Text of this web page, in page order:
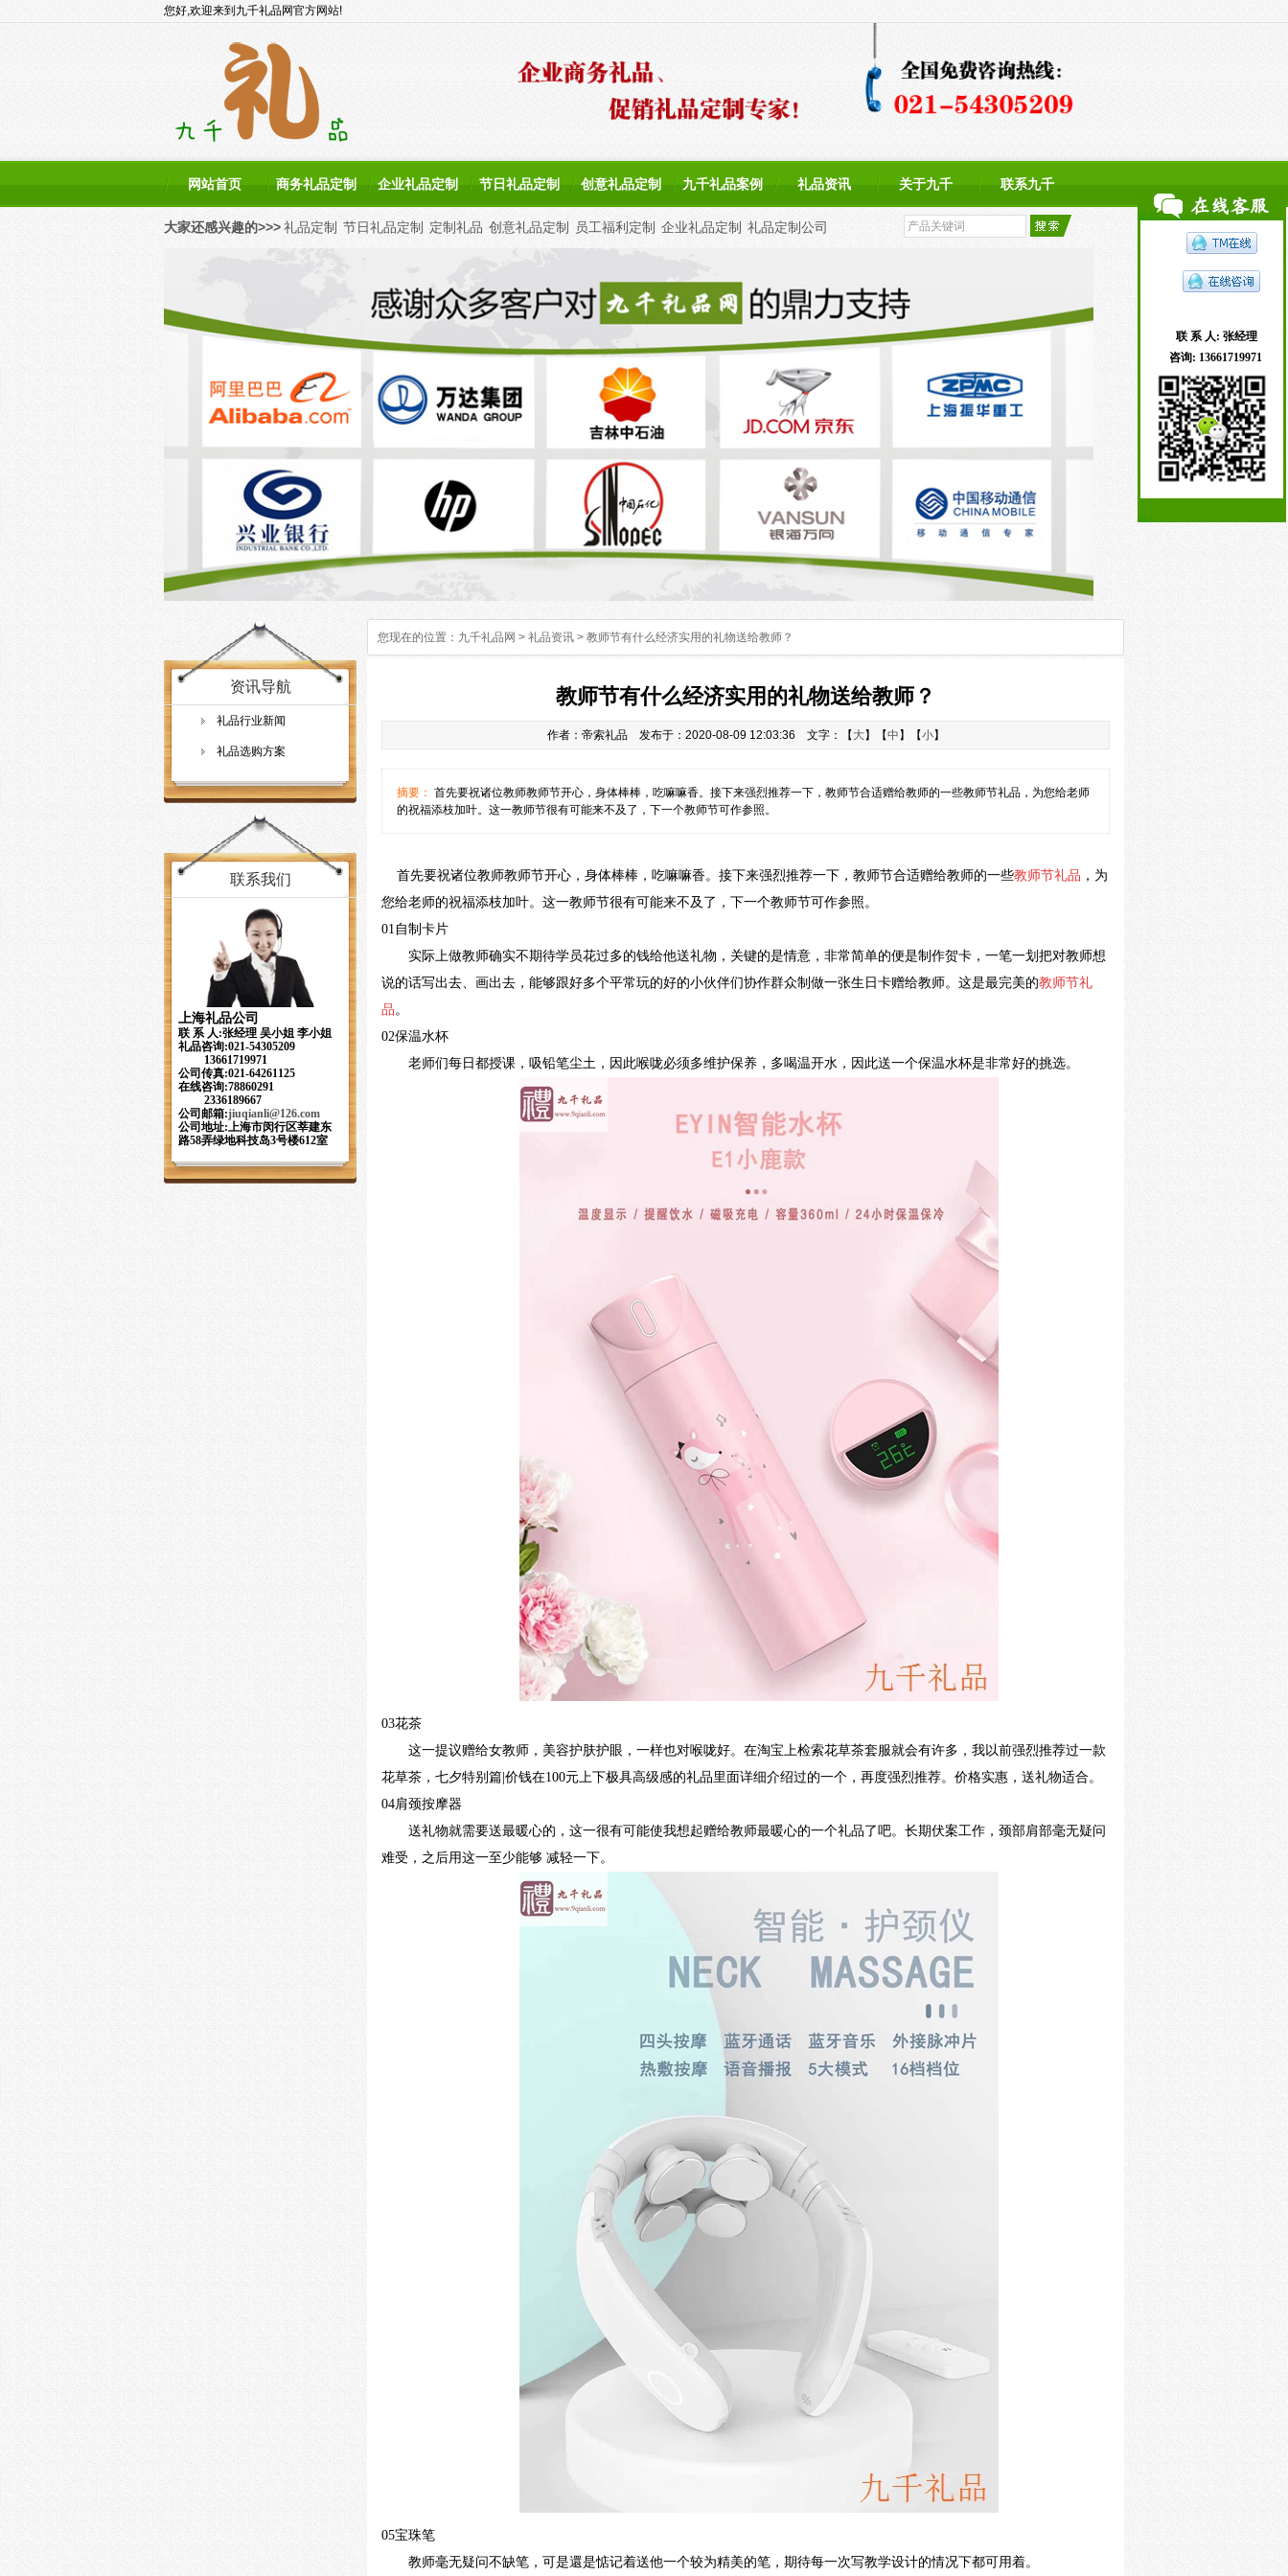
联 系 人: 张经理
咨询: 13661719971
网站首页 商务礼品定制 企业礼品定制 节日礼品定制 创意礼品定制 九千礼品案例 礼品资讯 关于九千 联系九千
您好,欢迎来到九千礼品网官方网站!
大家还感兴趣的>>>礼品定制 节日礼品定制 定制礼品 创意礼品定制 员工福利定制 企业礼品定制 礼品定制公司
您现在的位置： 九千礼品网 > 礼品资讯 > 教师节有什么经济实用的礼物送给教师？
资讯导航
礼品行业新闻
礼品选购方案
联系我们
上海礼品公司
联 系 人:张经理 吴小姐 李小姐
礼品咨询:021-54305209
13661719971
公司传真:021-64261125
在线咨询:78860291
2336189667
公司邮箱:jiuqianli@126.com
公司地址:上海市闵行区莘建东
路58弄绿地科技岛3号楼612室
教师节有什么经济实用的礼物送给教师？
作者：帝索礼品 发布于：2020-08-09 12:03:36 文字：【 大】【中 】【小】
摘要： 首先要祝诸位教师教师节开心，身体棒棒，吃嘛嘛香。接下来强烈推荐一下，教师节合适赠给教师的一些教师节礼品，为您给老师
的祝福添枝加叶。这一教师节很有可能来不及了，下一个教师节可作参照。
首先要祝诸位教师教师节开心，身体棒棒，吃嘛嘛香。接下来强烈推荐一下，教师节合适赠给教师的一些教师节礼品 ， 为
您给老师的祝福添枝加叶。 这一教师节很有可能来不及了，下一个教师节可作参照。
01 自制 卡片
实际上做教师确实不期待学员花过多的钱给他送礼物，关键的是情意，非常简单的便是制作贺卡，一笔一划把对教师想
说的话写出去、画出去，能够跟好多个平常玩的好的小伙伴们协作群众制做一张生日卡赠给教师。这是最完美的教师节礼
品。
02保温水杯
老师们每日都授课，吸铅笔尘土，因此喉咙必须多维护保养，多喝温开水，因此送一个保温水杯是非常好的挑选。
03花茶
这一提议赠给女教师，美容护肤护眼，一样也对喉咙好。在淘宝上检索花草茶套服就会有许多，我以前强烈推荐过一款
花草茶，七夕特别篇 价钱在100元上下极具高级感的礼品里面详细介绍过的一个，再度强烈推荐。价格实惠，送礼物适合。
04肩颈按摩器
送礼物就需要送最暖心的，这一很有可能使我想起赠给教师最暖心的一个礼品了吧。长期伏案工作，颈部肩部毫无疑问
难受，之后用这一至少能够 减轻一下。
05宝珠笔
教师毫无疑问不缺笔，可是還是惦记着送他一个较为精美的笔，期待每一次写教学设计的情况下都可用着。